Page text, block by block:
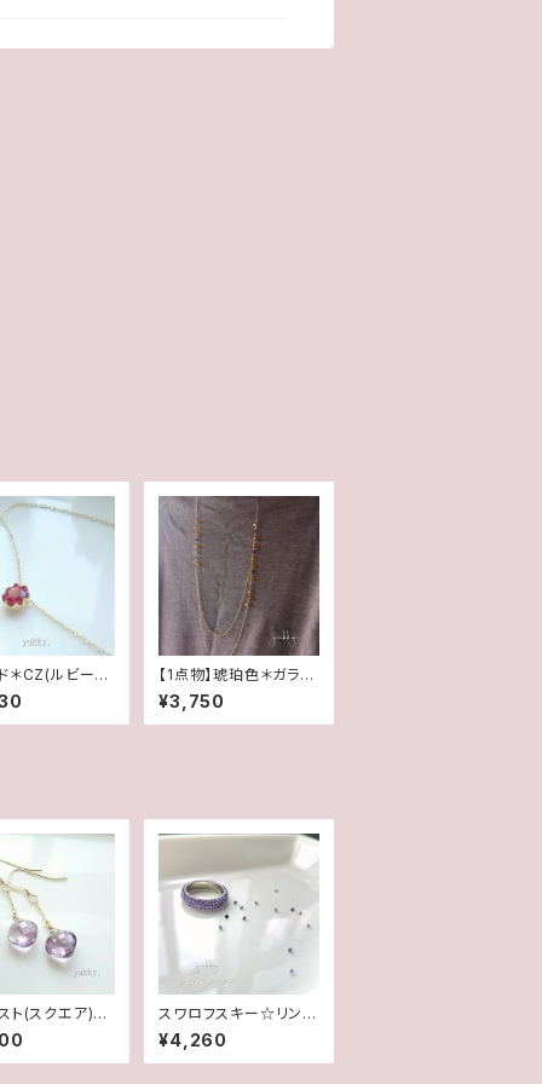
＊CZ(ルビーカ
ネックレス
【1点物】琥珀色＊ガラス
♪二連ロングネックレ
ス
¥3,750
ト(スクエア)一
ピアス
スワロフスキー☆リング
☆タンザナイト(16.5号)
¥4,260